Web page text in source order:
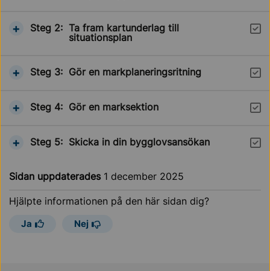
Visa information om
Steg 2: Ta fram kartunderlag till
situationsplan
Visa information om
Steg 3: Gör en markplaneringsritning
Visa information om
Steg 4: Gör en marksektion
Visa information om
Steg 5: Skicka in din bygglovsansökan
Sidan uppdaterades 1 december 2025
Hjälpte informationen på den här sidan dig?
Ja Nej